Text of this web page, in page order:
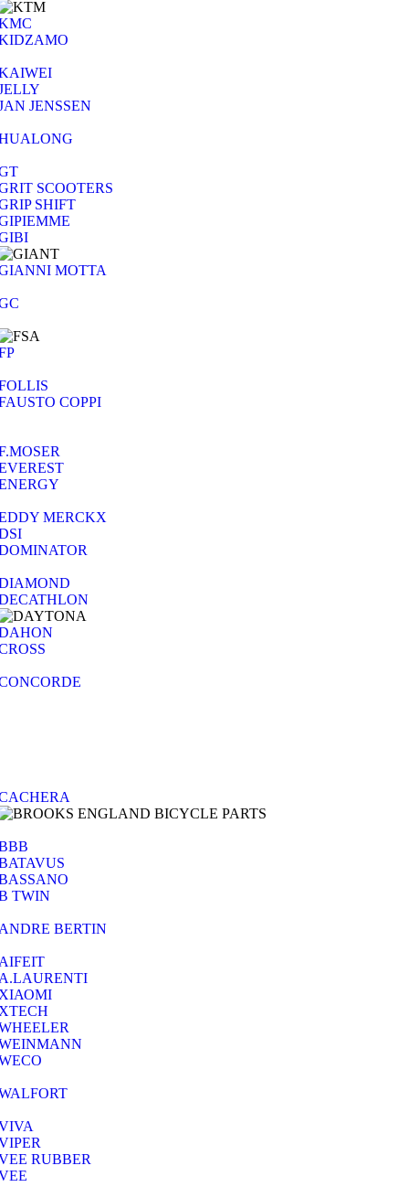
JENSSEN
SCOOTERS
SHIFT
MOTTA
COPPI
MERCKX
TWIN
BERTIN
RUBBER